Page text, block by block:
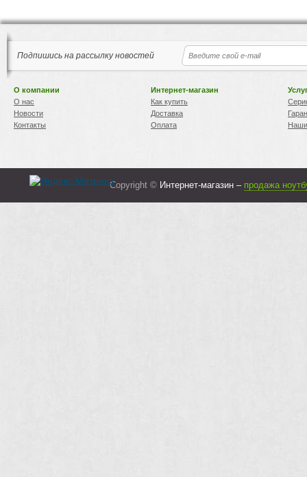
Подпишись на рассылку новостей
О компании
О нас
Новости
Контакты
Интернет-магазин
Как купить
Доставка
Оплата
Copyright © Интернет-магазин – продажа